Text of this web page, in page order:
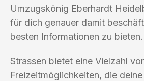
Umzugskönig Eberhardt
für dich genauer damit
besten Informationen zu bieten.
Strassen bietet eine Vielzahl
Freizeitmöglichkeiten, die